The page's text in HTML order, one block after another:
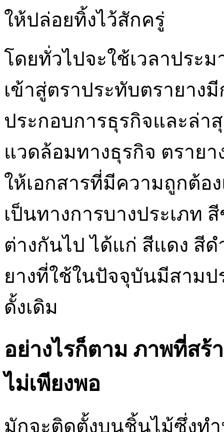
ให้ปล่อยทิ้งไว้สักครู่
โดยทั่วไปจะใช้เวลาปร
เข้าสู่ตราประทับตรายา
ประกอบการธุรกิจและล่า
แวดล้อมทางธุรกิจ ตราย
ให้เอกสารที่มีความถูกต้อ
เป็นทางการบางประเภท
ต่างกันไป ได้แก่ สีแดง สี
ยางที่ใช้ในปัจจุบันมีสาม
ดั้งเดิม
อย่างไรก็ตาม ภาพที่สร้
ไม่เพียงพอ
มักจะติดตั้งบนชิ้นไม้ซึ่งท